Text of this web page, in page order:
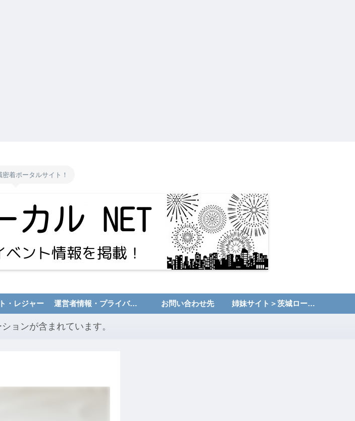
着ポータルサイト！
・レジャー 運営者情報・プライバシーポリシー お問い合わせ先 姉妹サイト＞茨城ローカルNET
ョンが含まれています。